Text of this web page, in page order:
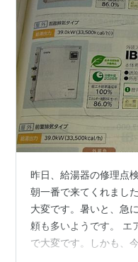
昨日、給湯器の修理点
朝一番で来てくれまし
大変です。暑いと、急
頼も多いようです。 エ
で大変です。しかも、